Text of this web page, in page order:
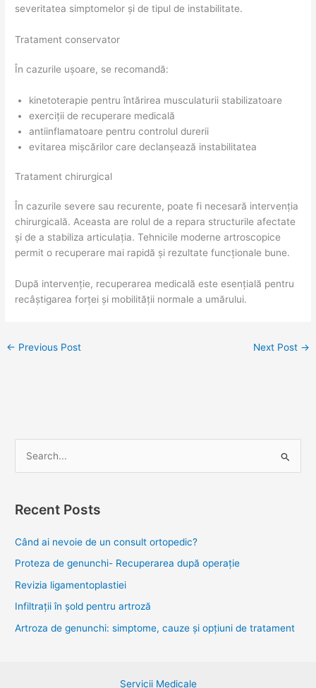
severitatea simptomelor și de tipul de instabilitate.
Tratament conservator
În cazurile ușoare, se recomandă:
kinetoterapie pentru întărirea musculaturii stabilizatoare
exerciții de recuperare medicală
antiinflamatoare pentru controlul durerii
evitarea mișcărilor care declanșează instabilitatea
Tratament chirurgical
În cazurile severe sau recurente, poate fi necesară intervenția
chirurgicală. Aceasta are rolul de a repara structurile afectate
și de a stabiliza articulația. Tehnicile moderne artroscopice
permit o recuperare mai rapidă și rezultate funcționale bune.
După intervenție, recuperarea medicală este esențială pentru
recâștigarea forței și mobilității normale a umărului.
← Previous Post Next Post →
r
o
r
:
Recent Posts
Când ai nevoie de un consult ortopedic?
Proteza de genunchi- Recuperarea după operație
Revizia ligamentoplastiei
Infiltrații în șold pentru artroză
Artroza de genunchi: simptome, cauze și opțiuni de tratament
Servicii Medicale